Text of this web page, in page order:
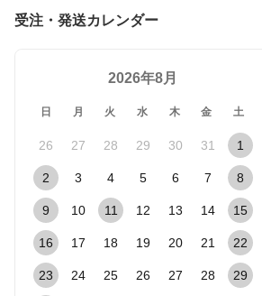
国コスメ
受注・発送カレンダー
2026年8月
日 月 火 水 木 金 土
26 27 28 29 30 31 1
2 3 4 5 6 7 8
9 10 11 12 13 14 15
16 17 18 19 20 21 22
23 24 25 26 27 28 29